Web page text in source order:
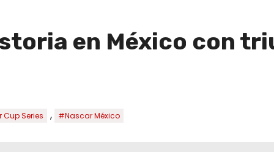
en México con
Series , #Nascar México